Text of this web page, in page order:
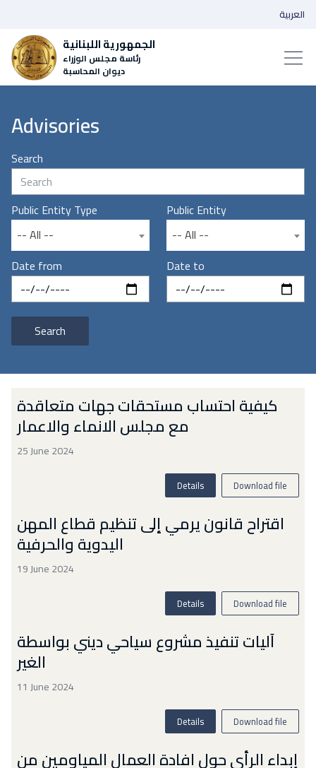
الجمهورية اللبنانية
رئاسة مجلس الوزراء
ديوان المحاسبة
العربية
Advisories
Search
Public Entity Type
-- All --
Public Entity
-- All --
Date from
Date to
Search
كيفية احتساب مستحقات جهات متعاقدة
مع مجلس الانماء والاعمار
25 June 2024
Details Download file
اقتراح قانون يرمي إلى تنظيم قطاع المهن
اليدوية والحرفية
19 June 2024
Details Download file
آليات تنفيذ مشروع سياحي ديني بواسطة
الغير
11 June 2024
Details Download file
إبداء الرأي حول افادة العمال المياومين من